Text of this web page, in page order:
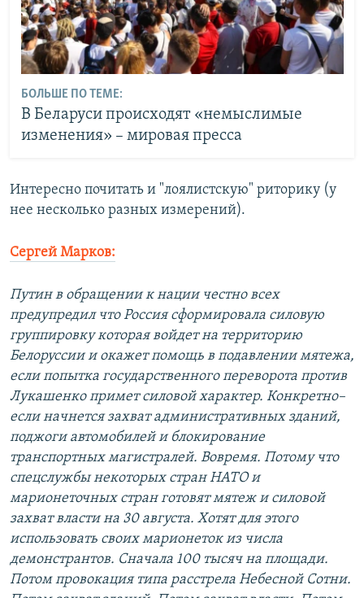
БОЛЬШЕ ПО ТЕМЕ:
В Беларуси происходят «немыслимые
изменения» – мировая пресса
Интересно почитать и "лоялистскую" риторику (у
нее несколько разных измерений).
Сергей Марков:
Путин в обращении к нации честно всех
предупредил что Россия сформировала силовую
группировку которая войдет на территорию
Белоруссии и окажет помощь в подавлении мятежа,
если попытка государственного переворота против
Лукашенко примет силовой характер. Конкретно–
если начнется захват административных зданий,
поджоги автомобилей и блокирование
транспортных магистралей. Вовремя. Потому что
спецслужбы некоторых стран НАТО и
марионеточных стран готовят мятеж и силовой
захват власти на 30 августа. Хотят для этого
использовать своих марионеток из числа
демонстрантов. Сначала 100 тысяч на площади.
Потом провокация типа расстрела Небесной Сотни.